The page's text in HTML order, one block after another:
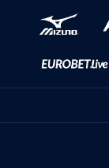
20.10.23
Con Arturo